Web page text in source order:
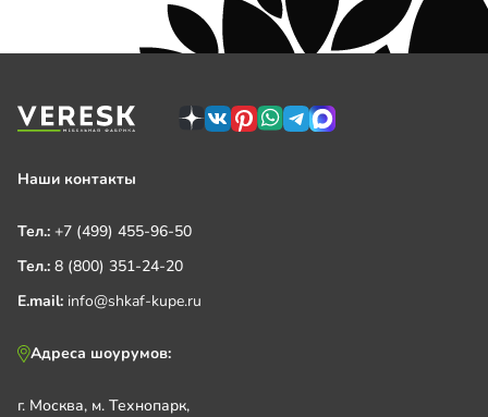
Наши контакты
Тел.: +7 (499) 455-96-50
Тел.: 8 (800) 351-24-20
E.mail: info@shkaf-kupe.ru
Адреса шоурумов:
г. Москва, м. Технопарк,